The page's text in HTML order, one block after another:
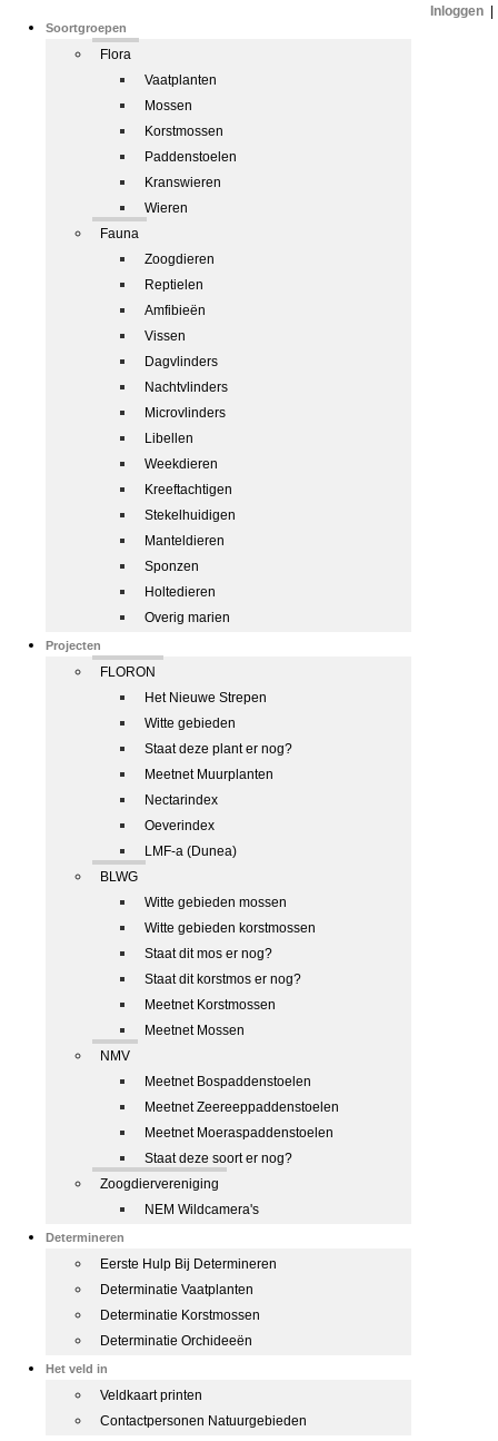
Soortgroepen
Flora
Vaatplanten
Mossen
Korstmossen
Paddenstoelen
Kranswieren
Wieren
Fauna
Zoogdieren
Reptielen
Amfibieën
Vissen
Dagvlinders
Nachtvlinders
Microvlinders
Libellen
Weekdieren
Kreeftachtigen
Stekelhuidigen
Manteldieren
Sponzen
Holtedieren
Overig marien
Projecten
FLORON
Het Nieuwe Strepen
Witte gebieden
Staat deze plant er nog?
Meetnet Muurplanten
Nectarindex
Oeverindex
LMF-a (Dunea)
BLWG
Witte gebieden mossen
Witte gebieden korstmossen
Staat dit mos er nog?
Staat dit korstmos er nog?
Meetnet Korstmossen
Meetnet Mossen
NMV
Meetnet Bospaddenstoelen
Meetnet Zeereeppaddenstoelen
Meetnet Moeraspaddenstoelen
Staat deze soort er nog?
Zoogdiervereniging
NEM Wildcamera's
Determineren
Eerste Hulp Bij Determineren
Determinatie Vaatplanten
Determinatie Korstmossen
Determinatie Orchideeën
Het veld in
Veldkaart printen
Contactpersonen Natuurgebieden
Inloggen